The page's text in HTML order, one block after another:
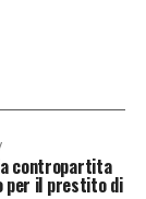
contropartita
per il prestito di